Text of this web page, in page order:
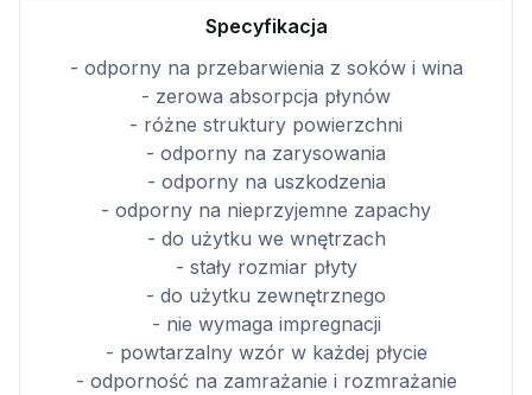
Specyfikacja
- odporny na przebarwienia z soków i wina
- zerowa absorpcja płynów
- różne struktury powierzchni
- odporny na zarysowania
- odporny na uszkodzenia
- odporny na nieprzyjemne zapachy
- do użytku we wnętrzach
- stały rozmiar płyty
- do użytku zewnętrznego
- nie wymaga impregnacji
- powtarzalny wzór w każdej płycie
- odporność na zamrażanie i rozmrażanie